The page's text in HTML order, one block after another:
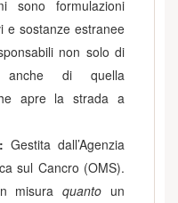
sono formulazioni
e sostanze estranee
non solo di
anche di quella
apre la strada a
Gestita dall’Agenzia
sul Cancro (OMS).
misuraquanto un